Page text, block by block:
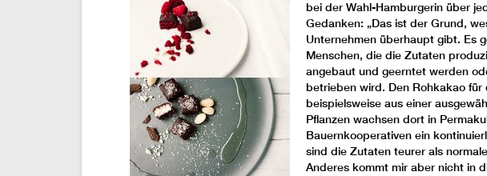
bei der Wahl-Hamburgerin über
Gedanken: „Das ist der Grund,
Unternehmen überhaupt gibt. Es
Menschen, die die Zutaten
angebaut und geerntet werden
betrieben wird. Den Rohkakao
beispielsweise aus einer
Pflanzen wachsen dort in
Bauernkooperativen ein
sind die Zutaten teurer als
Anderes kommt mir aber nicht in